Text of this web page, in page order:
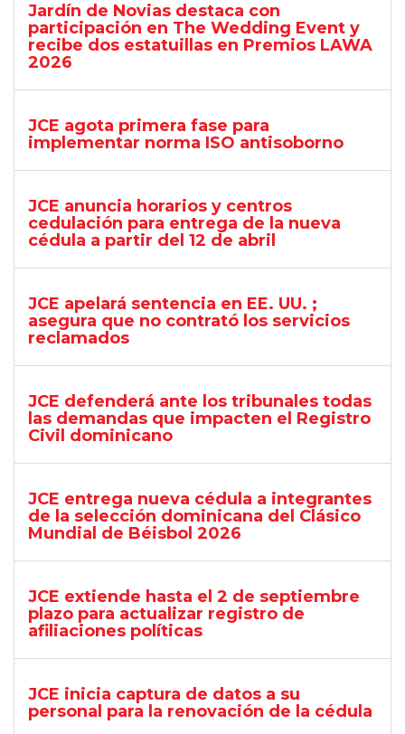
Jardín de Novias destaca con
participación en The Wedding Event y
recibe dos estatuillas en Premios LAWA
2026
JCE agota primera fase para
implementar norma ISO antisoborno
JCE anuncia horarios y centros
cedulación para entrega de la nueva
cédula a partir del 12 de abril
JCE apelará sentencia en EE. UU. ;
asegura que no contrató los servicios
reclamados
JCE defenderá ante los tribunales todas
las demandas que impacten el Registro
Civil dominicano
JCE entrega nueva cédula a integrantes
de la selección dominicana del Clásico
Mundial de Béisbol 2026
JCE extiende hasta el 2 de septiembre
plazo para actualizar registro de
afiliaciones políticas
JCE inicia captura de datos a su
personal para la renovación de la cédula